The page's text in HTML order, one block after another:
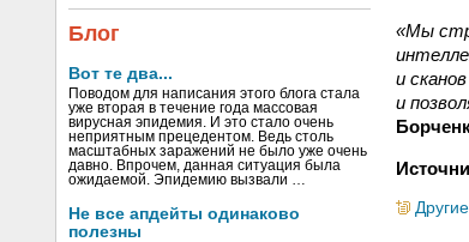
Блог
Вот те два...
Поводом для написания этого блога стала
уже вторая в течение года массовая
вирусная эпидемия. И это стало очень
неприятным прецедентом. Ведь столь
масштабных заражений не было уже очень
давно. Впрочем, данная ситуация была
ожидаемой. Эпидемию вызвали …
Не все апдейты одинаково
полезны
«Мы
и
и